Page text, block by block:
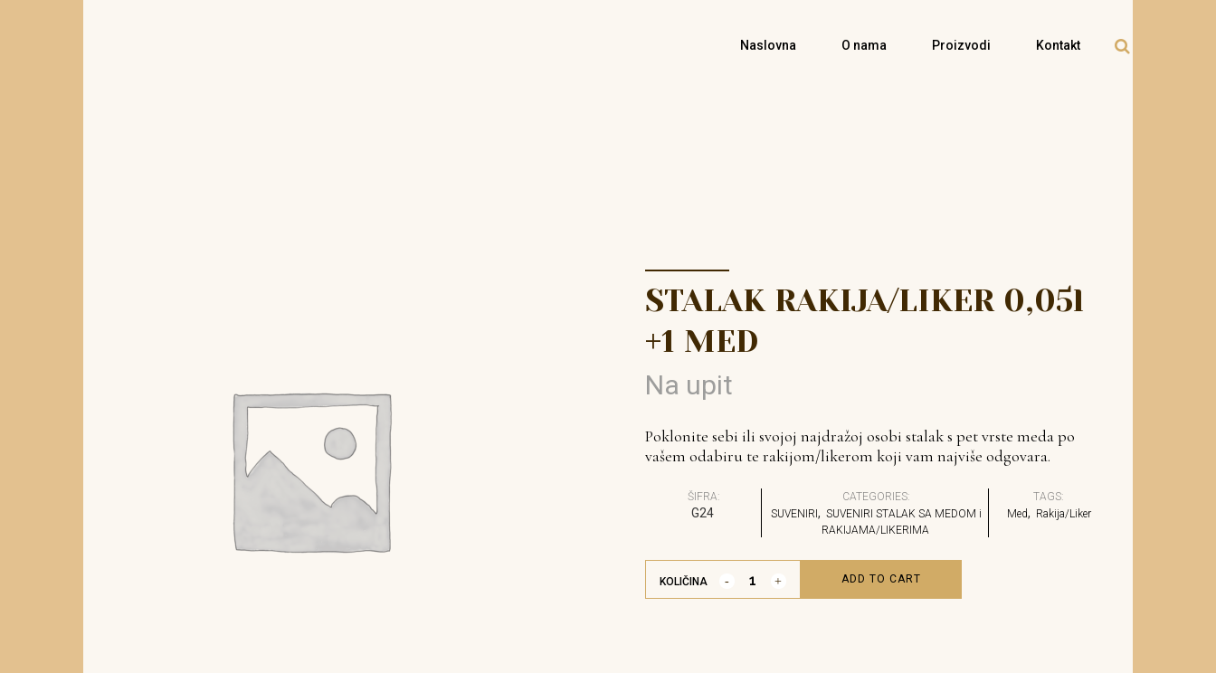
Naslovna O nama Proizvodi Kontakt
STALAK RAKIJA/LIKER 0,05l
+1 MED
Na upit
Poklonite sebi ili svojoj najdražoj osobi stalak s pet vrste meda po
vašem odabiru te rakijom/likerom koji vam najviše odgovara.
ŠIFRA:
G24
CATEGORIES:
SUVENIRI, SUVENIRI STALAK SA MEDOM i
RAKIJAMA/LIKERIMA
TAGS:
Med, Rakija/Liker
KOLIČINA ADD TO CART